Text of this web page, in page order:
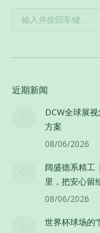
Search:
近期新闻
DCW全球展
方案
08/06/2026
阔盛德系精工
里，把安心留
08/06/2026
世界杯球场的